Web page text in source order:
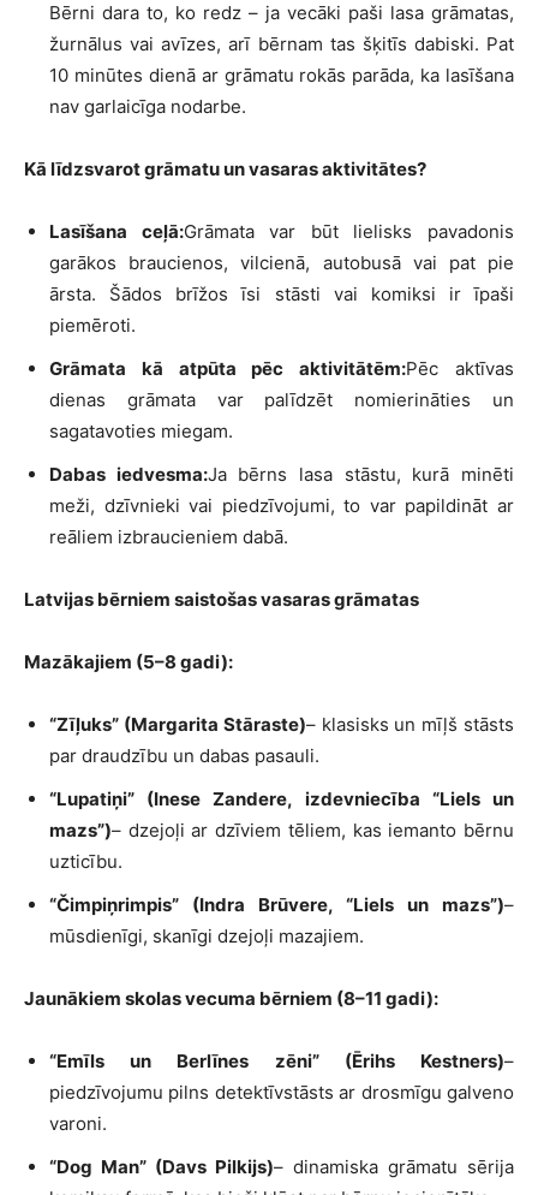
Bērni dara to, ko redz – ja vecāki paši lasa grāmatas,
žurnālus vai avīzes, arī bērnam tas šķitīs dabiski. Pat
10 minūtes dienā ar grāmatu rokās parāda, ka lasīšana
nav garlaicīga nodarbe.
Kā līdzsvarot grāmatu un vasaras aktivitātes?
Lasīšana ceļā:Grāmata var būt lielisks pavadonis
garākos braucienos, vilcienā, autobusā vai pat pie
ārsta. Šādos brīžos īsi stāsti vai komiksi ir īpaši
piemēroti.
Grāmata kā atpūta pēc aktivitātēm:Pēc aktīvas
dienas grāmata var palīdzēt nomierināties un
sagatavoties miegam.
Dabas iedvesma:Ja bērns lasa stāstu, kurā minēti
meži, dzīvnieki vai piedzīvojumi, to var papildināt ar
reāliem izbraucieniem dabā.
Latvijas bērniem saistošas vasaras grāmatas
Mazākajiem (5–8 gadi):
“Zīļuks” (Margarita Stāraste)– klasisks un mīļš stāsts
par draudzību un dabas pasauli.
“Lupatiņi” (Inese Zandere, izdevniecība “Liels un
mazs”)– dzejoļi ar dzīviem tēliem, kas iemanto bērnu
uzticību.
“Čimpiņrimpis” (Indra Brūvere, “Liels un mazs”)–
mūsdienīgi, skanīgi dzejoļi mazajiem.
Jaunākiem skolas vecuma bērniem (8–11 gadi):
“Emīls un Berlīnes zēni” (Ērihs Kestners)–
piedzīvojumu pilns detektīvstāsts ar drosmīgu galveno
varoni.
“Dog Man” (Davs Pilkijs)– dinamiska grāmatu sērija